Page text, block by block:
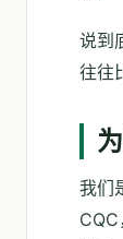
说到
往往
我们